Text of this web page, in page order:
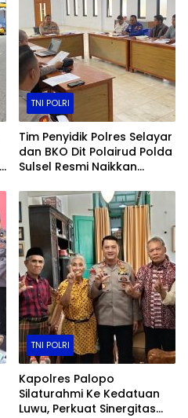
TNI POLRI
Tim Penyidik Polres Selayar
dan BKO Dit Polairud Polda
Sulsel Resmi Naikkan
Salsa ke Tahap Penyidikan
TNI POLRI
Kapolres Palopo
Silaturahmi Ke Kedatuan
Luwu, Perkuat Sinergitas